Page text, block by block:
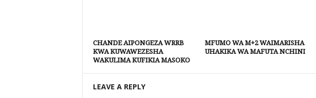
CHANDE AIPONGEZA WRRB
KWA KUWAWEZESHA
WAKULIMA KUFIKIA MASOKO
MFUMO WA M+2 WAIMARISHA
UHAKIKA WA MAFUTA NCHINI
LEAVE A REPLY